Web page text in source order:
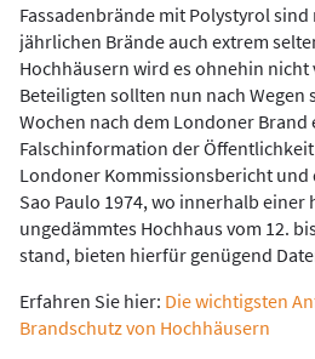
Fassadenbrände mit Polystyrol
jährlichen Brände auch extrem
Hochhäusern wird es ohne­hin nicht
Beteiligten sollten nun nach Wegen
Wochen nach dem Londoner Brand
Falschinformation der
Londoner Kommissionsbericht und
Sao Paulo 1974, wo innerhalb einer
ungedämmtes Hochhaus vom 12.
stand, bieten hierfür genügend
Erfahren Sie hier: Die wichtigsten
Brandschutz von Hochhäusern